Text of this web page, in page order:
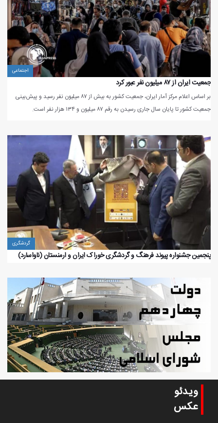
اجتماعی
جمعیت ایران از ۸۷ میلیون نفر عبور کرد
بر اساس اعلام مرکز آمار ایران، جمعیت کشور به بیش از ۸۷ میلیون نفر رسید و پیش‌بینی
جمعیت کشور تا پایان سال جاری رسیدن به رقم ۸۷ میلیون و ۱۳۴ هزار نفر است.
گردشگری
پنجمین جشنواره پیوند فرهنگ و گردشگر‌ی خوراک ایران و ارمنستان (ناواسارد)
ویدئو
عکس